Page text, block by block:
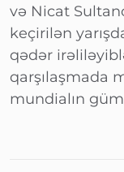
və Nicat
keçirilən
qədər
qarşılaşmada
mundialın